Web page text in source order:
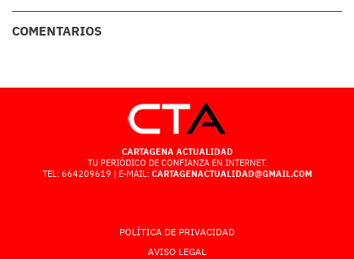
COMENTARIOS
CARTAGENA ACTUALIDAD
TU PERIÓDICO DE CONFIANZA EN INTERNET.
TEL: 664209619 | E-MAIL: CARTAGENACTUALIDAD@GMAIL.COM
POLÍTICA DE PRIVACIDAD
AVISO LEGAL